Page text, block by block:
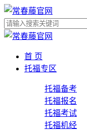
首 页
托福专区
托福备考
托福报名
托福考试
托福机经